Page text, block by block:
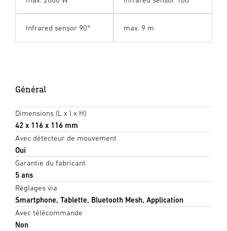
Infrared sensor 90° max. 9 m
Général
Dimensions (L x l x H)
42 x 116 x 116 mm
Avec détecteur de mouvement
Oui
Garantie du fabricant
5 ans
Réglages via
Smartphone, Tablette, Bluetooth Mesh, Application
Avec télécommande
Non